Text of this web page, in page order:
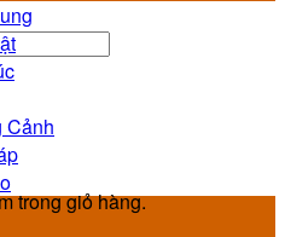
trong giỏ hàng.
Cảnh